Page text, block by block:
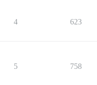
4 623
5 758